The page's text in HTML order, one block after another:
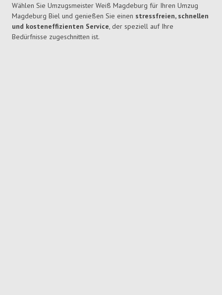
Wählen Sie Umzugsmeister Weiß Magdeburg für Ihren Umzug
Magdeburg Biel und genießen Sie einen stressfreien, schnellen
und kosteneffizienten Service, der speziell auf Ihre
Bedürfnisse zugeschnitten ist.